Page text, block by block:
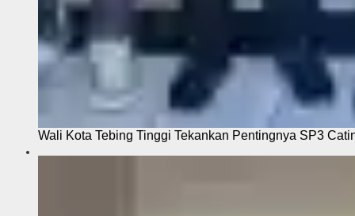
Wali Kota Tebing Tinggi Tekankan Pentingnya SP3